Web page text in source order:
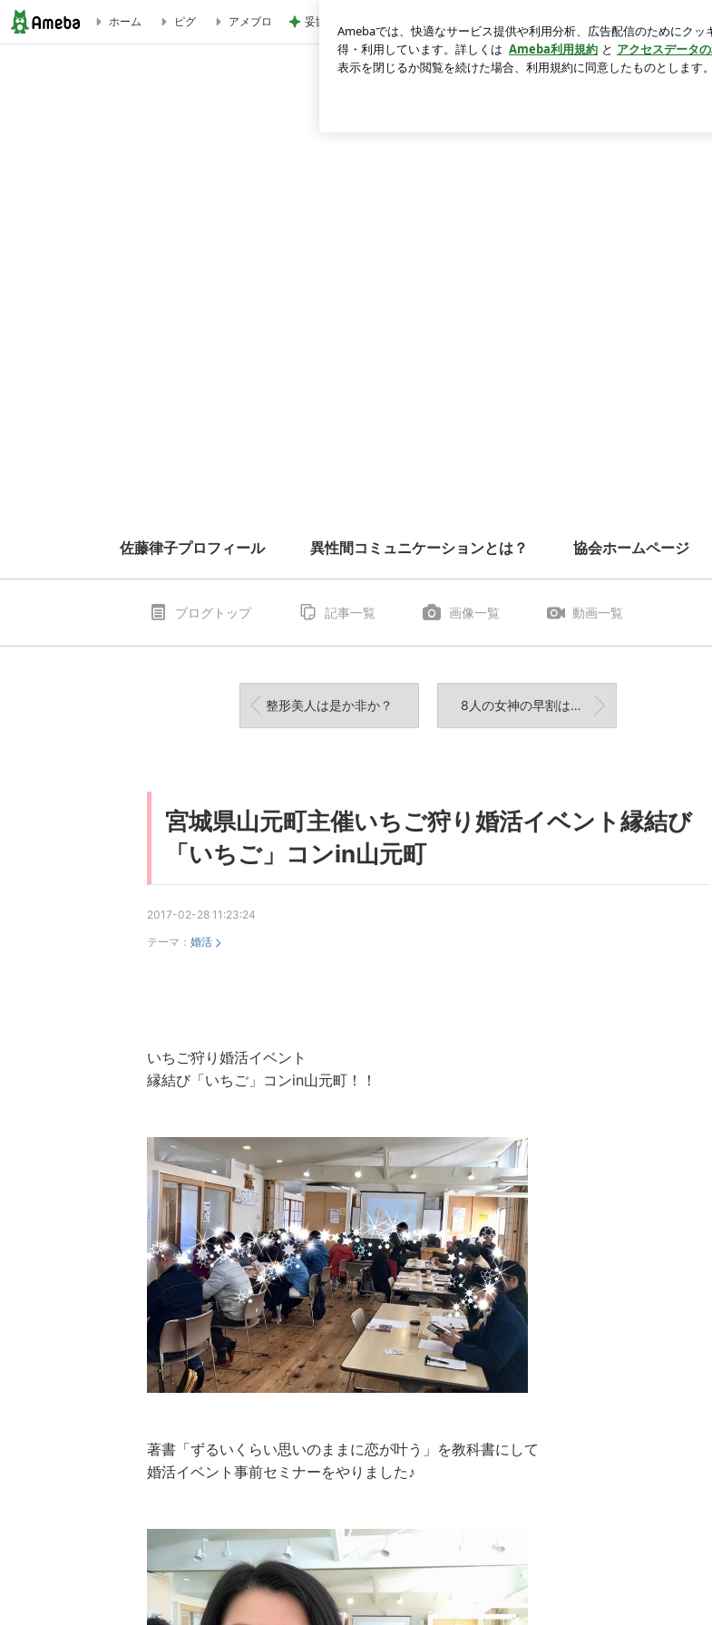
宮城県山元町主催いちご狩り婚活イベント縁結び「いちご」コンin山元町 | 異性間コミュニケーションのス
ホーム ピグ アメブロ 妥協しなくてよかったヘアアイロン
ブログトップ 記事一覧 画像一覧 動画一覧
整形美人は是か非か？ 8人の女神の早割は、本日夜まで！
宮城県山元町主催いちご狩り婚活イベント縁結び
「いちご」コンin山元町
2017-02-28 11:23:24
テーマ： 婚活
いちご狩り婚活イベント
縁結び「いちご」コンin山元町！！
著書「ずるいくらい思いのままに恋が叶う」を教科書にして
婚活イベント事前セミナーをやりました♪
佐藤律子プロフィール 異性間コミュニケーションとは？ 協会ホームページ